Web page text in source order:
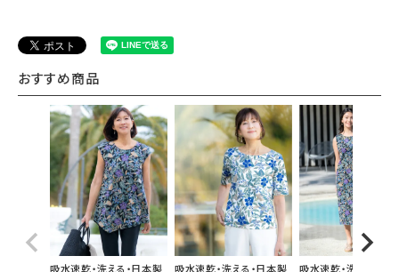
おすすめ商品
吸水速乾・洗える・日本製 吸水速乾・洗える・日本製 吸水速乾・洗える・日